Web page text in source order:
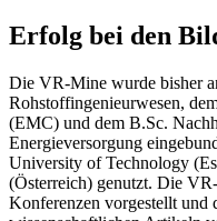
Erfolg bei den
Die VR-Mine wurde bisher
Rohstoffingenieurwesen,
(EMC) und dem B.Sc.
Energieversorgung
University of Technology
(Österreich) genutzt. Die
Konferenzen vorgestellt und